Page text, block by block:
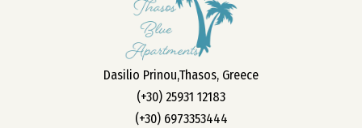
Dasilio Prinou,Thasos, Greece
(+30) 25931 12183
(+30) 6973353444